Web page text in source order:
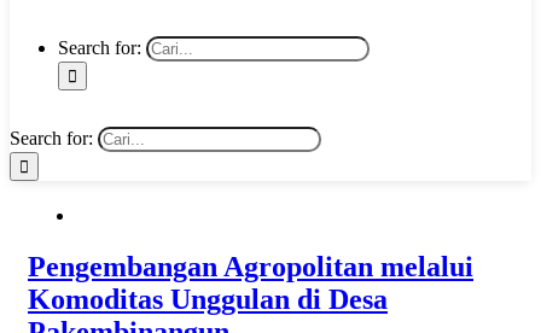
Search for:
Search for:
Pengembangan Agropolitan melalui
Komoditas Unggulan di Desa